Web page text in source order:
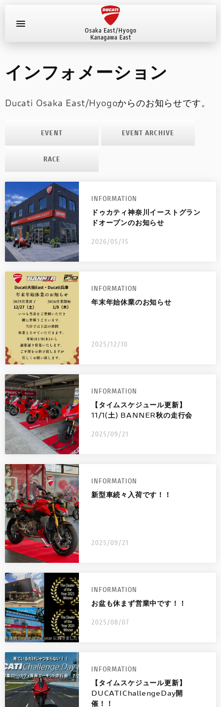
Osaka East/Hyogo
Kanagawa East
新車
インフォメーション
お問い合わせ
スタッフ募集
インフォメーション
Ducati Osaka East/Hyogoからのお知らせです。
EVENT EVENT ARCHIVE
RACE
INFORMATION
ドゥカティ神奈川イーストグラン
ドオープンのお知らせ
2026/05/15
INFORMATION
年末年始休業のお知らせ
2025/12/10
INFORMATION
【タイムスケジュール更新】
11/1(土) BANNER秋の走行会
2025/09/21
INFORMATION
新型車続々入荷です！！
2025/09/21
INFORMATION
お盆も休まず営業中です！！
2025/08/07
INFORMATION
【タイムスケジュール更新】
DUCATIChallengeDay開
催！！